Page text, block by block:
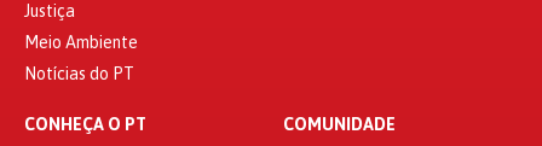
Justiça
Meio Ambiente
Notícias do PT
CONHEÇA O PT COMUNIDADE